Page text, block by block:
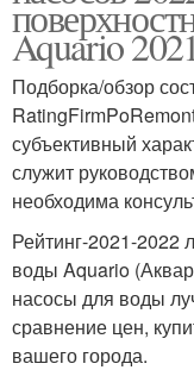
Aquario
Подборка/обзор
субъективный
служит
необходима
Рейтинг-2021-2022
воды Aquario
насосы для воды
сравнение цен,
вашего города.